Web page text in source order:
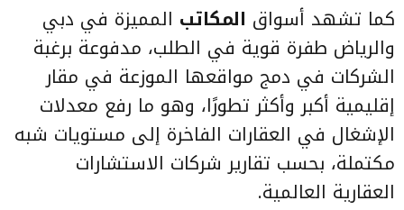
كما تشهد أسواق المكاتب المميزة في دبي
والرياض طفرة قوية في الطلب، مدفوعة برغبة
الشركات في دمج مواقعها الموزعة في مقار
إقليمية أكبر وأكثر تطورًا، وهو ما رفع معدلات
الإشغال في العقارات الفاخرة إلى مستويات شبه
مكتملة، بحسب تقارير شركات الاستشارات
العقارية العالمية.